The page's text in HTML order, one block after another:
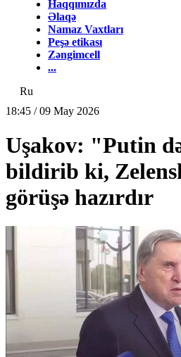
Haqqımızda
Əlaqə
Namaz Vaxtları
Peşə etikası
Zəngimcell
...
Ru
18:45 / 09 May 2026
Uşakov: "Putin
bildirib ki,
görüşə hazırdır